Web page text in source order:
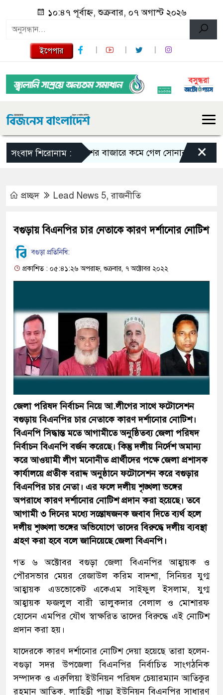
১০:৪৭ পূর্বাহ্ন, শুক্রবার, ০৭ অগাস্ট ২০২৬
ইপেপার
সংবাদ শিরোনাম :দেশের বাজারে কমে গেল সোনার দাম ×
প্রচ্ছদ Lead News 5,রাজনীতি
বগুড়ায় বিএনপির চার নেতাকে কারণ দর্শানোর নোটিশ
বগুড়া প্রতিনিধি:
প্রকাশিত : ০৫:৪১:২৬ অপরাহ্ন, শুক্রবার, ৭ অক্টোবর ২০২২
জেলা পরিষদ নির্বাচন নিয়ে আ.লীগের সাথে ফটোসেশন
বগুড়ায় বিএনপির চার নেতাকে কারণ দর্শানোর নোটিশ।
বিএনপি সিদ্ধান্ত মতে আগামীতে অনুষ্ঠিতব্য জেলা পরিষদ
নির্বাচন বিএনপি বর্জন করেছে। কিন্তু দলীয় নির্দেশ অমান্য
করে আওয়ামী লীগ মনোনীত প্রার্থীদের পক্ষে জেলা প্রশাসক
কার্যালয়ে প্রতীক বরাদ্দ অনুষ্ঠানে ফটোসেশন করে বগুড়ার
বিএনপির চার নেতা। এর ফলে দলীয় শৃঙ্খলা ভঙ্গের
অপরাধে কারণ দর্শানোর নোটিশ প্রদান করা হয়েছে। তবে
আগামী ৩ দিনের মধ্যে সন্তোষজনক জবাব দিতে ব্যর্থ হলে
দলীয় শৃঙ্খলা ভঙ্গের অভিযোগে তাদের বিরুদ্ধে দলীয় ব্যবস্থা
গ্রহণ করা হবে বলে জানিয়েছে জেলা বিএনপি।
গত ৬ অক্টোবর বগুড়া জেলা বিএনপির আহ্বায়ক ও
পৌরসভার মেয়র রেজাউল করিম বাদশা, সিনিয়র যুগ্ম
আহ্বায়ক এডভোকেট একেএম সাইফুল ইসলাম, যুগ্ম
আহ্বায়ক ফজলুল বারী তালুকদার বেলাল ও মোশারফ
হোসেন এমপির যৌথ স্বাক্ষরিত তাদের বিরুদ্ধে এই নোটিশ
প্রদান করা হয়।
যাদেরকে কারণ দর্শানোর নোটিশ দেয়া হয়েছে তারা হলেন-
বগুড়া সদর উপজেলা বিএনপির নির্বাচিত সাংগঠনিক
সম্পাদক ও এরুলিয়া ইউনিয়ন পরিষদ চেয়ারম্যান আতিকুর
রহমান আতিক, লাহিড়ী পাড়া ইউনিয়ন বিএনপির সাধারণ